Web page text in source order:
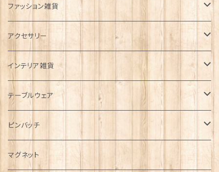
ファッション雑貨
タータンネクタイ
帽子
キャップ
ハンチング帽
Tシャツ
マフラー
タータン【Bronte by Moon】
サッシュ
アクセサリー
ORTAK
ブローチ
ペンダント
チャーム
インテリア雑貨
インテリア置物
ラブスプーン
ラブスプーン【SION LLEWELLYN】
ファブリック
テーブルウェア
ティータオル
ペーパーナプキン
ピンバッチ
ジェネラルデザイン
マグネット